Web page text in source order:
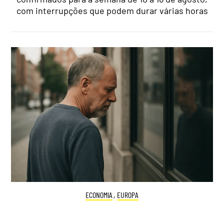
com interrupções que podem durar várias horas
ECONOMIA , EUROPA